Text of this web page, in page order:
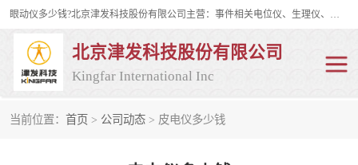
眼动仪多少钱?北京津发科技股份有限公司主营：事件相关电位仪、生理仪、肌电仪、脑电仪、皮电仪、眼动仪；是国家级高新技术企业、科技部认定的科技型中小企业和中关村高新技术企业，具备保密资格，具备自主进出口经营权；自主研发技术、产品与服务荣获多项省部级科学技术奖励、国家发明专利、国家软件著作权和省部级新技术新产品（服务）认证。
北京津发科技股份有限公司
Kingfar International Inc
当前位置： 首页 > 公司动态 > 皮电仪多少钱